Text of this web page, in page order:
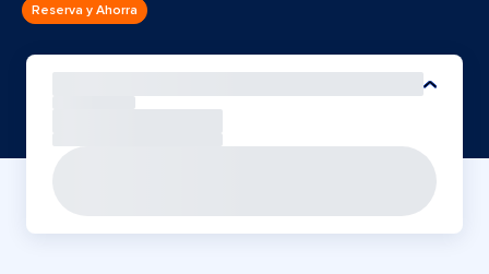
Reserva y Ahorra